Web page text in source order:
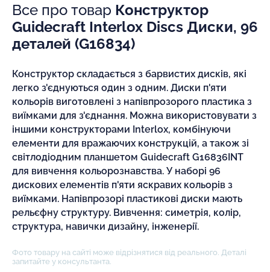
Все про товар Конструктор
Guidecraft Interlox Discs Диски, 96
деталей (G16834)
Конструктор складається з барвистих дисків, які
легко з'єднуються один з одним. Диски п'яти
кольорів виготовлені з напівпрозорого пластика з
виїмками для з'єднання. Можна використовувати з
іншими конструкторами Interlox, комбінуючи
елементи для вражаючих конструкцій, а також зі
світлодіодним планшетом Guidecraft G16836INT
для вивчення кольорознавства. У наборі 96
дискових елементів п'яти яскравих кольорів з
виїмками. Напівпрозорі пластикові диски мають
рельєфну структуру. Вивчення: симетрія, колір,
структура, навички дизайну, інженерії.
Фото товару на сайті може відрізнятися від реального. Деталі
запитайте у консультанта.